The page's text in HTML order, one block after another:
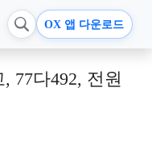
OX 앱 다운로드
77다492, 전원